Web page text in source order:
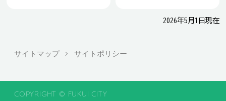
2026年5月1日現在
サイトマップ サイトポリシー
COPYRIGHT © FUKUI CITY